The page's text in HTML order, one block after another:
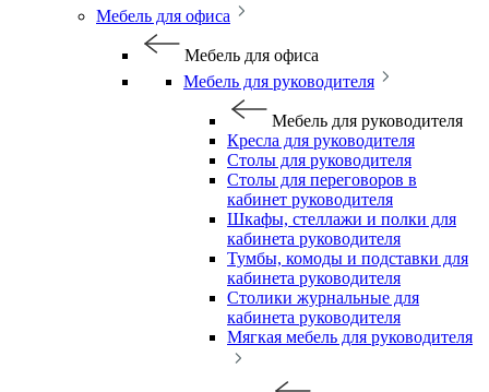
Мебель для офиса
Мебель для офиса
Мебель для руководителя
Мебель для руководителя
Кресла для руководителя
Столы для руководителя
Столы для переговоров в
кабинет руководителя
Шкафы, стеллажи и полки для
кабинета руководителя
Тумбы, комоды и подставки для
кабинета руководителя
Столики журнальные для
кабинета руководителя
Мягкая мебель для руководителя